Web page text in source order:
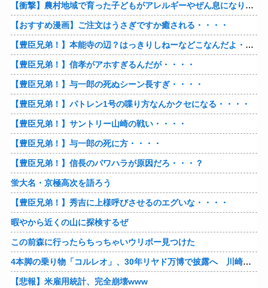
【衝撃】農村地域で育った子どもがアレルギーやぜん息になりにくい『農場効果』を引き起こす細菌が判明
【おすすめ漫画】ご注文はうさぎですか癒される・・・・
【豊臣兄弟！】本能寺の辺？はっきりしねーなどこなんだよ・・・・
【豊臣兄弟！】信孝がアホすぎるんだが・・・・
【豊臣兄弟！】与一郎の死ぬシーン長すぎ・・・・
【豊臣兄弟！】パトレン1号の喋り方なんかクセになる・・・・
【豊臣兄弟！】サントリー山崎の戦い・・・・
【豊臣兄弟！】与一郎の死に方・・・・
【豊臣兄弟！】信長のパワハラが原因だろ・・・？
蛍大名・京極高次を語ろう
【豊臣兄弟！】秀吉に上様呼びさせるのエグいな・・・・
暇やから近くの山に探検するぜ
この前森に行ったらちっちゃいウリボー見つけた
4本脚の乗り物「コルレオ」、30年リヤド万博で披露へ 川崎重工が35年発売目指す
【悲報】米雇用統計、完全崩壊www